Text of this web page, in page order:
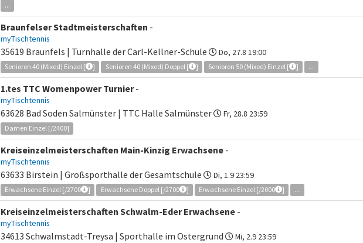
...
Braunfelser Stadtmeisterschaften -
myTischtennis
35619 Braunfels | Turnhalle der Carl-Kellner-Schule Do, 27.8 19:00
Senioren 40 (Mixed) Einzel [ ] Senioren 40 (Mixed) Doppel [ ] Senioren 50 (Mixed) Einzel [ ] ...
1.tes TTC Womenpower Turnier -
myTischtennis
63628 Bad Soden Salmünster | TTC Halle Salmünster Fr, 28.8 23:59
Damen Einzel [/2400]
Kreiseinzelmeisterschaften Main-Kinzig Erwachsene -
myTischtennis
63633 Birstein | Großsporthalle der Gesamtschule Di, 1.9 23:59
Erwachsene Einzel [/2700 ] Erwachsene Doppel [/2700 ] Erwachsene Einzel [/2000 ] ...
Kreiseinzelmeisterschaften Schwalm-Eder Erwachsene -
myTischtennis
34613 Schwalmstadt-Treysa | Sporthalle im Ostergrund Mi, 2.9 23:59